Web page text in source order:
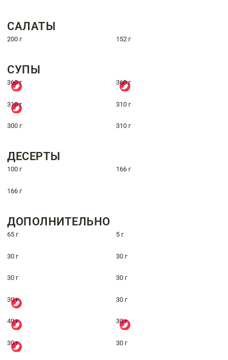
САЛАТЫ
200 г 152 г
СУПЫ
360 г 360 г
310 г 310 г
300 г 310 г
ДЕСЕРТЫ
100 г 166 г
166 г
ДОПОЛНИТЕЛЬНО
65 г 5 г
30 г 30 г
30 г 30 г
30 г 30 г
40 г 30 г
30 г 30 г